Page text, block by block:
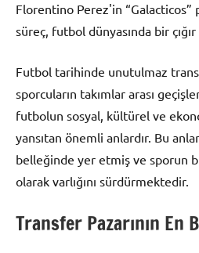
Florentino Perez'in “Galacticos”
süreç, futbol dünyasında bir çığır
Futbol tarihinde unutulmaz
sporcuların takımlar arası
futbolun sosyal, kültürel ve
yansıtan önemli anlardır. Bu
belleğinde yer etmiş ve sporun
olarak varlığını sürdürmektedir.
Transfer Pazarının En